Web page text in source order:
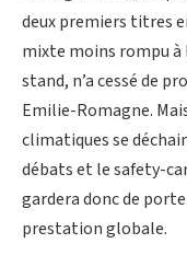
deux premiers titres
mixte moins rompu à
stand, n’a cessé de
Emilie-Romagne.
climatiques se
débats et le safety-
gardera donc de
prestation globale.